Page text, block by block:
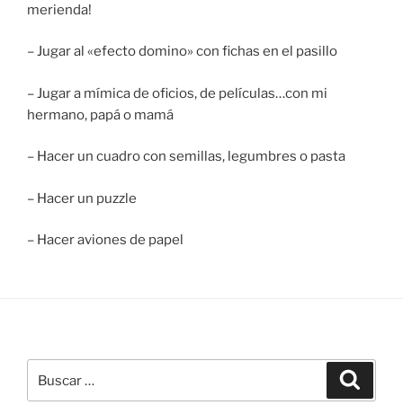
merienda!
– Jugar al «efecto domino» con fichas en el pasillo
– Jugar a mímica de oficios, de películas…con mi
hermano, papá o mamá
– Hacer un cuadro con semillas, legumbres o pasta
– Hacer un puzzle
– Hacer aviones de papel
por: